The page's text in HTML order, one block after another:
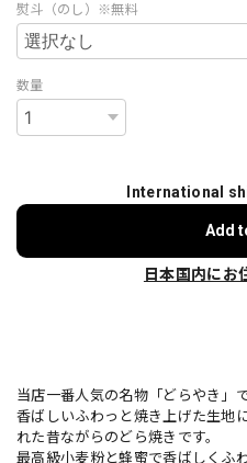
熨斗（のし）※無料
数量
International
Add
日本国内にお
当店一番人気の名物「どらやき」で
香ばしいふわっと焼き上げた生地
れた昔ながらのどら焼きです。
最高級小麦粉と蜂蜜で香ばしくふ